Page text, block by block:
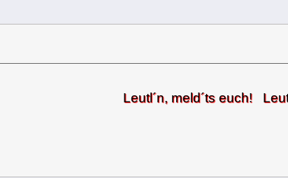
Leutl´n, meld´ts euch! Leutl´n,